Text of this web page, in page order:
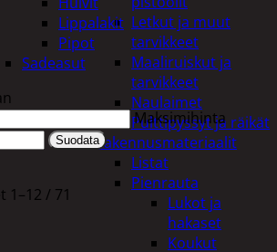
Letkut ja muut
tarvikkeet
Maaliruiskut ja
tarvikkeet
Naulaimet
Pulttipyssyt ja räikät
Rakennusmateriaalit
Listat
Pienrauta
Lukot ja
hakaset
Koukut
Lippalakit
Pipot
Sadeasut
Maksimihinta
Suodata
1–12 / 71